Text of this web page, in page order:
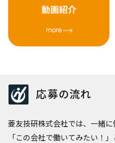
応募の流れ
菱友技研株式会社では、一緒
「この会社で働いてみたい！